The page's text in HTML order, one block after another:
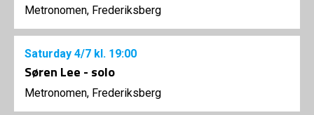
Metronomen, Frederiksberg
Saturday 4/7 kl. 19:00
Søren Lee - solo
Metronomen, Frederiksberg